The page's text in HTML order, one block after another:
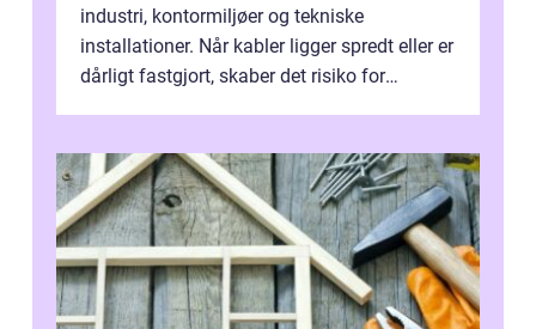
industri, kontormiljøer og tekniske
installationer. Når kabler ligger spredt eller er
dårligt fastgjort, skaber det risiko for